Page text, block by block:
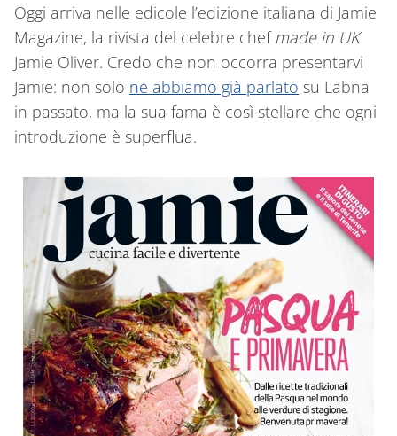
Oggi arriva nelle edicole l’edizione italiana di Jamie
Magazine, la rivista del celebre chef made in UK
Jamie Oliver. Credo che non occorra presentarvi
Jamie: non solo ne abbiamo già parlato su Labna
in passato, ma la sua fama è così stellare che ogni
introduzione è superflua.